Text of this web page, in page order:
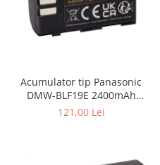
Acumulator tip Panasonic
DMW-BLF19E 2400mAh
Patona Protect
121,00 Lei